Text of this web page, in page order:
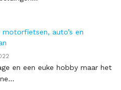
auto’s en
en een euke hobby maar het